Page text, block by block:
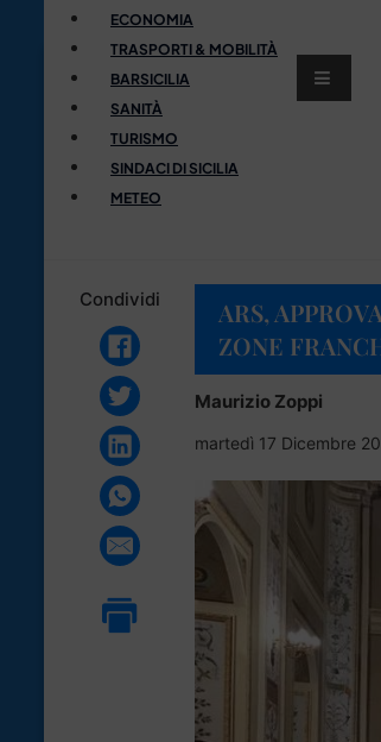
ECONOMIA
TRASPORTI & MOBILITÀ
BARSICILIA
SANITÀ
TURISMO
SINDACI DI SICILIA
METEO
Condividi
ARS,
ZONE
Maurizio Zoppi
martedì 17 Dicembre